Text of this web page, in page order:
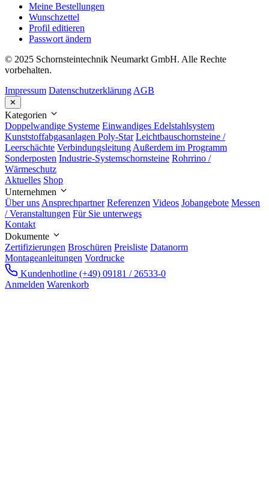
Meine Bestellungen
Wunschzettel
Profil editieren
Passwort ändern
© 2025 Schornsteintechnik Neumarkt GmbH. Alle Rechte
vorbehalten.
Impressum Datenschutzerklärung AGB
✕
Kategorien
Doppelwandige Systeme Einwandiges Edelstahlsystem
Kunststoffabgasanlagen Poly-Star Leichtbauschornsteine /
Leerschächte Verbindungsleitung Außerdem im Programm
Sonderposten Industrie-Systemschornsteine Rohrrino /
Wärmeschutz
Aktuelles Shop
Unternehmen
Über uns Ansprechpartner Referenzen Videos Jobangebote Messen
/ Veranstaltungen Für Sie unterwegs
Kontakt
Dokumente
Zertifizierungen Broschüren Preisliste Datanorm
Montageanleitungen Vordrucke
Kundenhotline (+49) 09181 / 26533-0
Anmelden Warenkorb